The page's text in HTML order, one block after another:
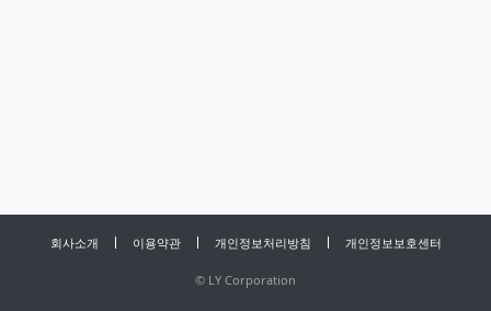
회사소개 이용약관 개인정보처리방침 개인정보보호센터
© LY Corporation